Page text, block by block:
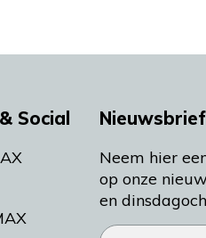
Social Nieuwsbrief
Neem hier
op onze
en